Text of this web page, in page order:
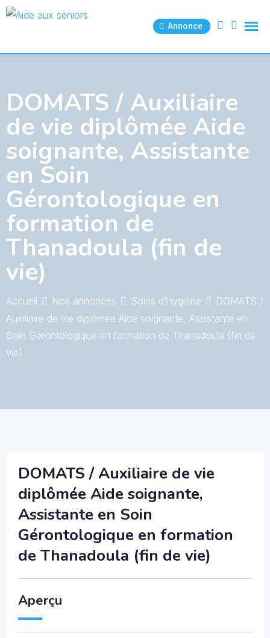
Skip
Annonce
DOMATS / Auxiliaire
de vie diplômée Aide
soignante, Assistante
en Soin
Gérontologique en
formation de
Thanadoula (fin de
vie)
Accueil Nos annonces Soins d'hygiène
DOMATS /
Auxiliaire de vie diplômée Aide soignante, Assistante en
Soin Gérontologique en formation de Thanadoula (fin de
vie)
DOMATS / Auxiliaire de vie
diplômée Aide soignante,
Assistante en Soin
Gérontologique en formation
de Thanadoula (fin de vie)
Aperçu